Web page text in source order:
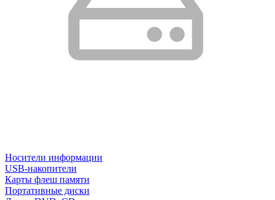
Носители информации
USB-накопители
Карты флеш памяти
Портативные диски